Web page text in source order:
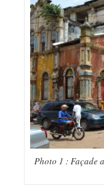
Photo 1 : Façade